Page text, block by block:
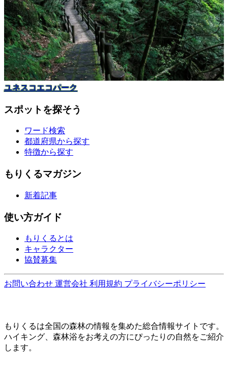
ユネスコエコパーク
スポットを探そう
ワード検索
都道府県から探す
特徴から探す
もりくるマガジン
新着記事
使い方ガイド
もりくるとは
キャラクター
協賛募集
お問い合わせ 運営会社 利用規約 プライバシーポリシー
もりくるは全国の森林の情報を集めた総合情報サイトです。
ハイキング、森林浴をお考えの方にぴったりの自然をご紹介
します。